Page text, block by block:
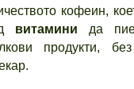
кофеин,
витамини да
продукти,